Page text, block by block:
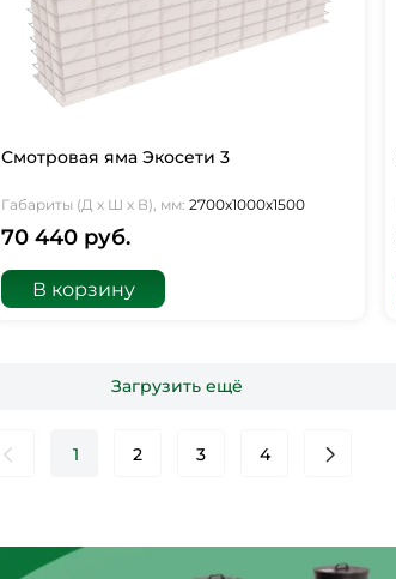
Смотровая яма Экосети 3
Габариты (Д х Ш х В), мм: 2700х1000х1500
70 440 руб.
В корзину
Загрузить ещё
1 2 3 4